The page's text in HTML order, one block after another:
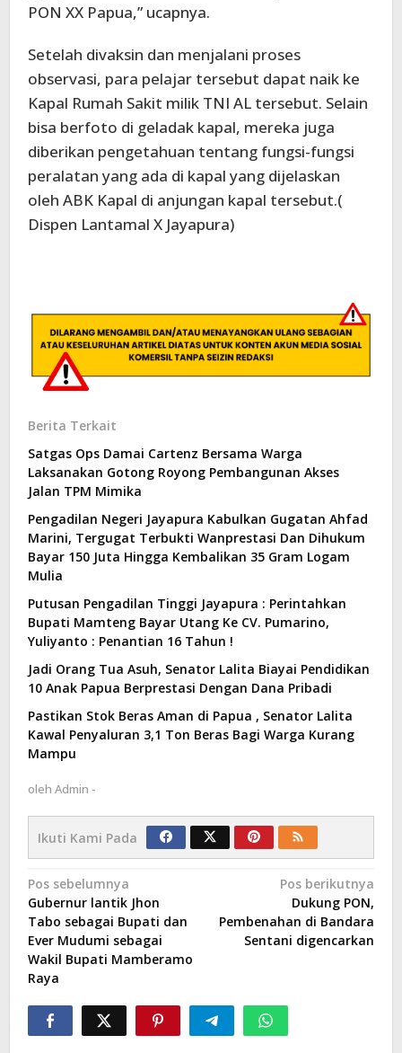
PON XX Papua,” ucapnya.
Setelah divaksin dan menjalani proses
observasi, para pelajar tersebut dapat naik ke
Kapal Rumah Sakit milik TNI AL tersebut. Selain
bisa berfoto di geladak kapal, mereka juga
diberikan pengetahuan tentang fungsi-fungsi
peralatan yang ada di kapal yang dijelaskan
oleh ABK Kapal di anjungan kapal tersebut.(
Dispen Lantamal X Jayapura)
Berita Terkait
Satgas Ops Damai Cartenz Bersama Warga
Laksanakan Gotong Royong Pembangunan Akses
Jalan TPM Mimika
Pengadilan Negeri Jayapura Kabulkan Gugatan Ahfad
Marini, Tergugat Terbukti Wanprestasi Dan Dihukum
Bayar 150 Juta Hingga Kembalikan 35 Gram Logam
Mulia
Putusan Pengadilan Tinggi Jayapura : Perintahkan
Bupati Mamteng Bayar Utang Ke CV. Pumarino,
Yuliyanto : Penantian 16 Tahun !
Jadi Orang Tua Asuh, Senator Lalita Biayai Pendidikan
10 Anak Papua Berprestasi Dengan Dana Pribadi
Pastikan Stok Beras Aman di Papua , Senator Lalita
Kawal Penyaluran 3,1 Ton Beras Bagi Warga Kurang
Mampu
oleh Admin -
Ikuti Kami Pada
Navigasi
pos
Pos sebelumnya
Gubernur lantik Jhon
Tabo sebagai Bupati dan
Ever Mudumi sebagai
Wakil Bupati Mamberamo
Raya
Pos berikutnya
Dukung PON,
Pembenahan di Bandara
Sentani digencarkan